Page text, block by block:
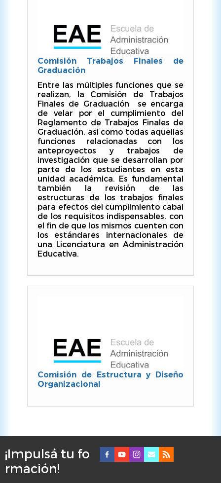
Comisión Trabajos Finales de
Graduación
Entre las múltiples funciones que se
realizan, la Comisión de Trabajos
Finales de Graduación se encarga
de velar por el cumplimiento del
Reglamento de Trabajos Finales de
Graduación, así como todas aquellas
funciones relacionadas con los
anteproyectos y trabajos de
investigación que se desarrollan por
parte de los estudiantes en esta
unidad académica. Es fundamental
también la revisión de las
estructuras de los trabajos finales
para efectos del cumplimiento cabal
de los requisitos indispensables, con
el fin de que los mismos cuenten con
los estándares internacionales de
una Licenciatura en Administración
Educativa.
Comisión de Estructura y Diseño
Organizacional
F
o
¡Impulsá tu fo
rmación!